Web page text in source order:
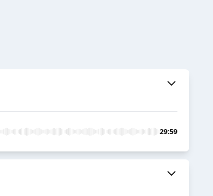
29:59